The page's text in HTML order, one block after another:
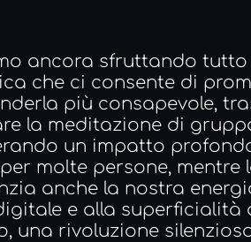
ancora sfruttando
che ci consente di
più consapevole,
la meditazione di
un impatto
molte persone,
anche la nostra
e alla
una rivoluzione